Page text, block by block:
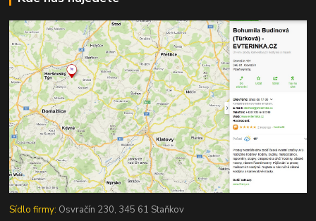
Sídlo firmy: Osvračín 230, 345 61 Staňkov